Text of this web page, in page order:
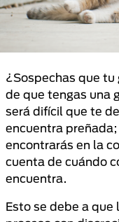
¿Sospechas que
de que tengas una
será difícil que te
encuentra
encontrarás en la
cuenta de cuándo
encuentra.
Esto se debe a